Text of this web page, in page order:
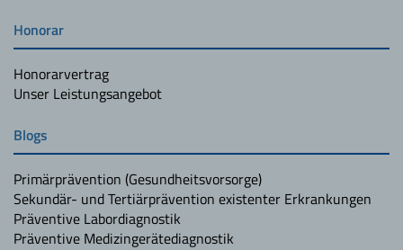
Honorar
Honorarvertrag
Unser Leistungsangebot
Blogs
Primärprävention (Gesundheitsvorsorge)
Sekundär- und Tertiärprävention existenter Erkrankungen
Präventive Labordiagnostik
Präventive Medizingerätediagnostik